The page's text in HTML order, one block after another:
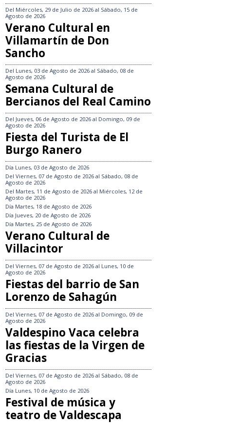
Del Miércoles, 29 de Julio de 2026 al Sábado, 15 de
Agosto de 2026
Verano Cultural en
Villamartín de Don
Sancho
Del Lunes, 03 de Agosto de 2026 al Sábado, 08 de
Agosto de 2026
Semana Cultural de
Bercianos del Real Camino
Del Jueves, 06 de Agosto de 2026 al Domingo, 09 de
Agosto de 2026
Fiesta del Turista de El
Burgo Ranero
Día Lunes, 03 de Agosto de 2026
Del Viernes, 07 de Agosto de 2026 al Sábado, 08 de
Agosto de 2026
Del Martes, 11 de Agosto de 2026 al Miércoles, 12 de
Agosto de 2026
Día Martes, 18 de Agosto de 2026
Día Jueves, 20 de Agosto de 2026
Día Martes, 25 de Agosto de 2026
Verano Cultural de
Villacintor
Del Viernes, 07 de Agosto de 2026 al Lunes, 10 de
Agosto de 2026
Fiestas del barrio de San
Lorenzo de Sahagún
Del Viernes, 07 de Agosto de 2026 al Domingo, 09 de
Agosto de 2026
Valdespino Vaca celebra
las fiestas de la Virgen de
Gracias
Del Viernes, 07 de Agosto de 2026 al Sábado, 08 de
Agosto de 2026
Día Lunes, 10 de Agosto de 2026
Festival de música y
teatro de Valdescapa